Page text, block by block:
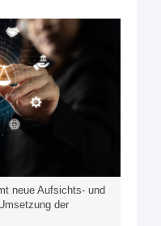
neue Aufsichts- und
der